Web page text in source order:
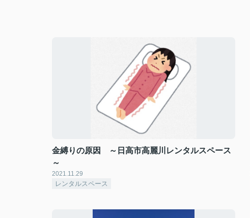
金縛りの原因 ～日高市高麗川レンタルスペース
～
2021.11.29
レンタルスペース